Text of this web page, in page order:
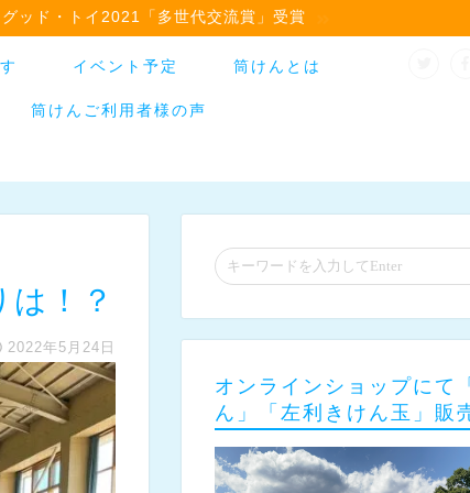
ド・トイ2021「多世代交流賞」受賞
イベント予定 筒けんとは
筒けんご利用者様の声
は！？
2022年5月24日
オンラインショップにて
ん」「左利きけん玉」販